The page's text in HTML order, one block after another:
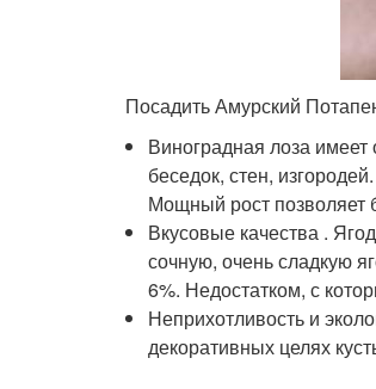
Посадить Амурский
Виноградная лоза
беседок, стен,
Мощный рост позволяет
Вкусовые качества .
сочную, очень сладкую
6%. Недостатком, с
Неприхотливость и
декоративных целях